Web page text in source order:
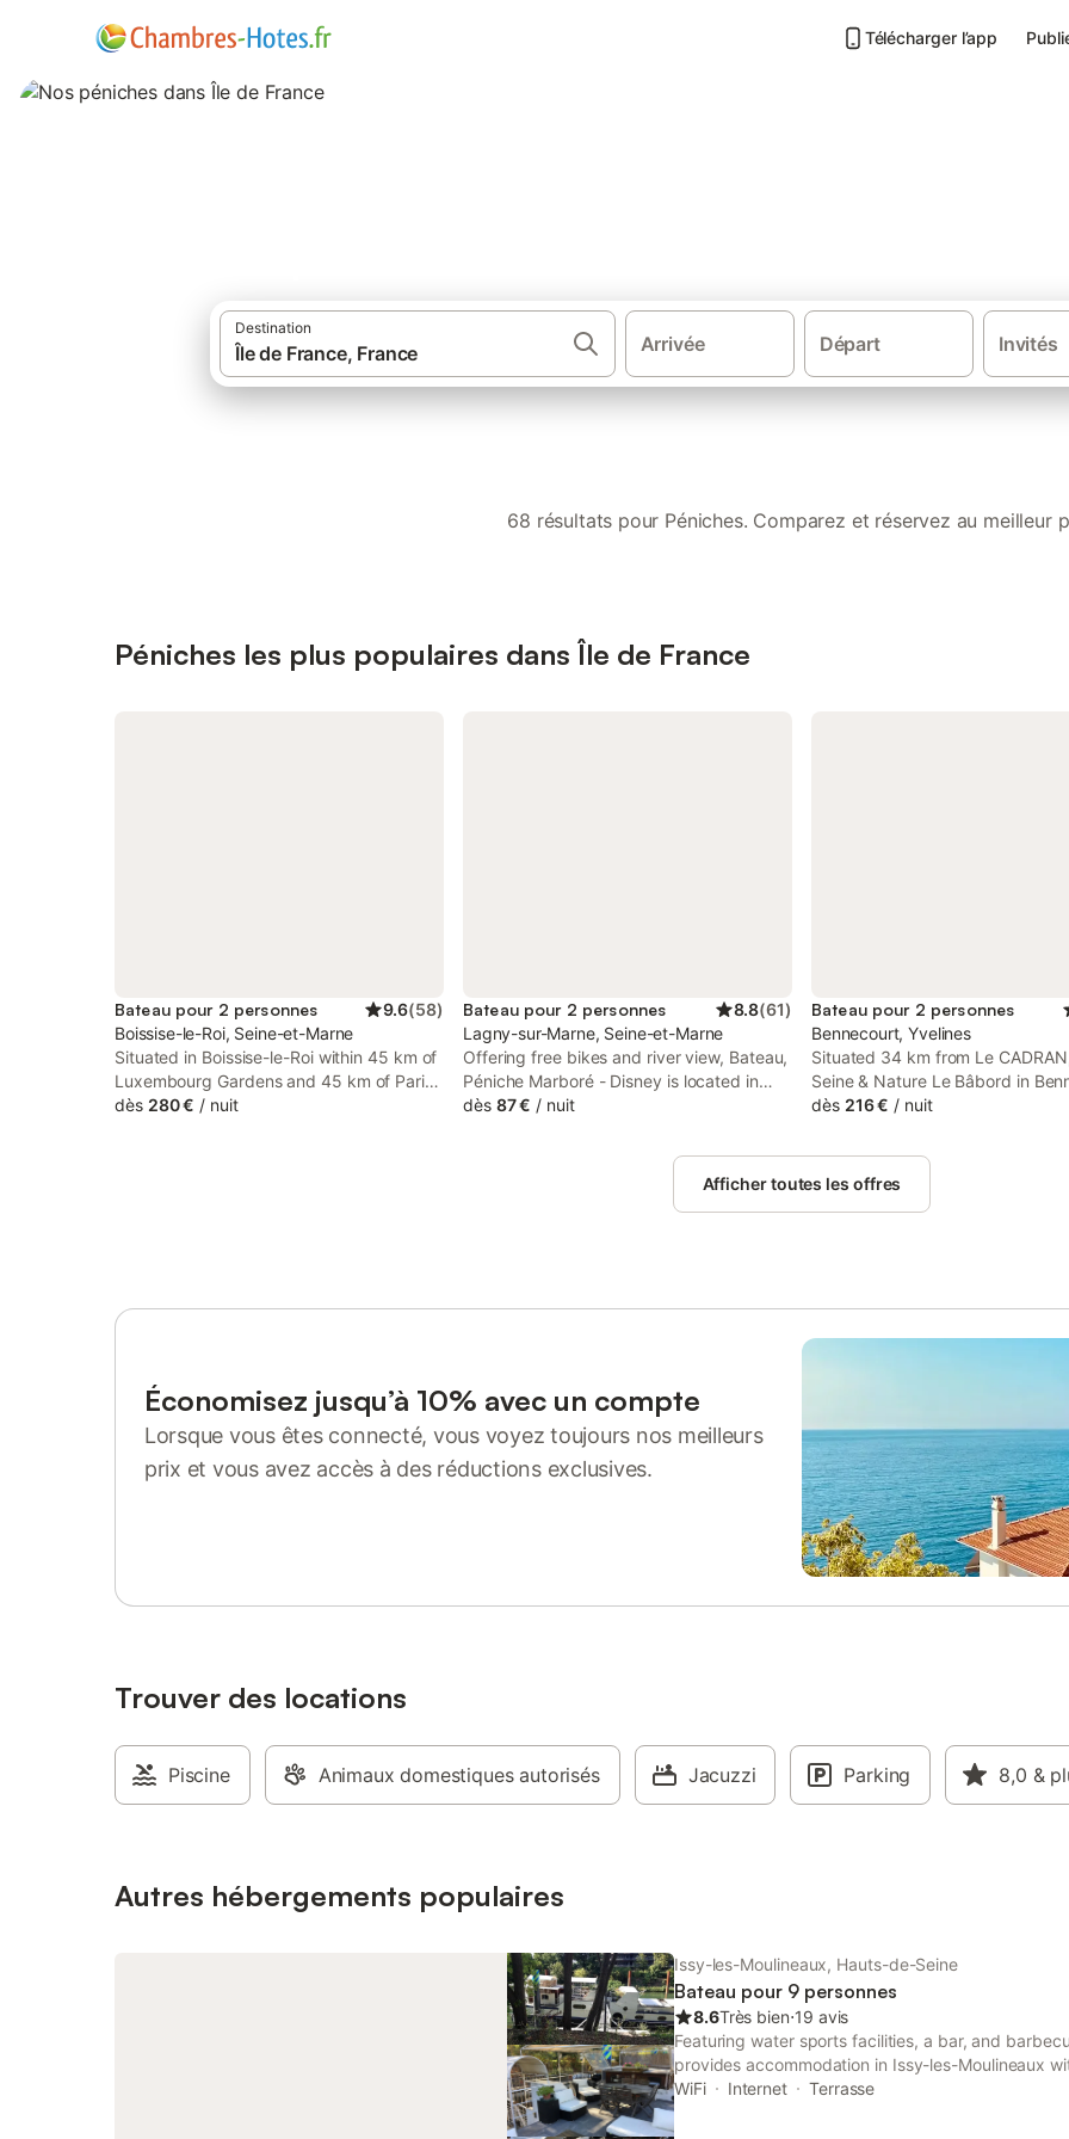
Télécharger l’app
Destination
Arrivée Départ Invités
68 résultats pour Péniches. Comparez et réservez au meilleur
Péniches les plus populaires dans Île de France
Bateau pour 2 personnes 9.6(58)
Boissise-le-Roi, Seine-et-Marne
Situated in Boissise-le-Roi within 45 km of
Luxembourg Gardens and 45 km of Paris
Expo - Porte de Versailles, L'Escale Royale
dès 280 € / nuit
Bateau pour 2 personnes 8.8(61)
Lagny-sur-Marne, Seine-et-Marne
Offering free bikes and river view, Bateau,
Péniche Marboré - Disney is located in
Lagny, 8.1 km from Val d'Europe RER
dès 87 € / nuit
Bateau pour 2 personnes
Bennecourt, Yvelines
Situated 34 km from Le
Seine & Nature Le Bâbord in
features rooms with air
dès 216 € / nuit
Afficher toutes les offres
Économisez jusqu’à 10% avec un compte
Lorsque vous êtes connecté, vous voyez toujours nos meilleurs
prix et vous avez accès à des réductions exclusives.
Trouver des locations
Piscine Animaux domestiques autorisés Jacuzzi Parking 8,0 &
Autres hébergements populaires
Issy-les-Moulineaux, Hauts-de-Seine
Bateau pour 9 personnes
8.6Très bien⋅19 avis
Featuring water sports facilities, a bar, and
provides accommodation in Issy-les-Moulineaux
views. Guests can benefit from a patio and a picnic
WiFi Internet Terrasse